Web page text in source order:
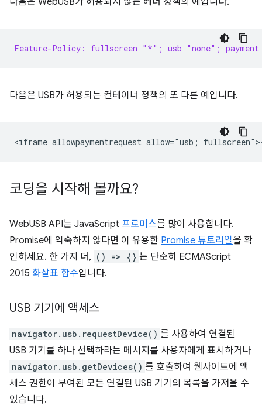
Feature-Policy: fullscreen "*"; usb "none"; payment
다음은 USB가 허용되는 컨테이너 정책의 또 다른 예입니다.
코딩을 시작해 볼까요?
WebUSB API는 JavaScript 프로미스를 많이 사용합니다.
Promise에 익숙하지 않다면 이 유용한 Promise 튜토리얼을 확
인하세요. 한 가지 더, () => {} 는 단순히 ECMAScript
2015 화살표 함수입니다.
USB 기기에 액세스
navigator.usb.requestDevice() 를 사용하여 연결된
USB 기기를 하나 선택하라는 메시지를 사용자에게 표시하거나
navigator.usb.getDevices() 를 호출하여 웹사이트에 액
세스 권한이 부여된 모든 연결된 USB 기기의 목록을 가져올 수
있습니다.